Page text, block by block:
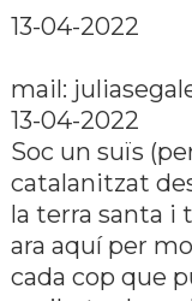
13-04-2022
mail:
13-04-2022
Soc un suïs
catalanitzat
la terra santa i
ara aquí­ per
cada cop que